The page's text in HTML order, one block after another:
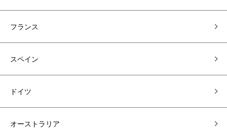
フランス
スペイン
ドイツ
オーストラリア